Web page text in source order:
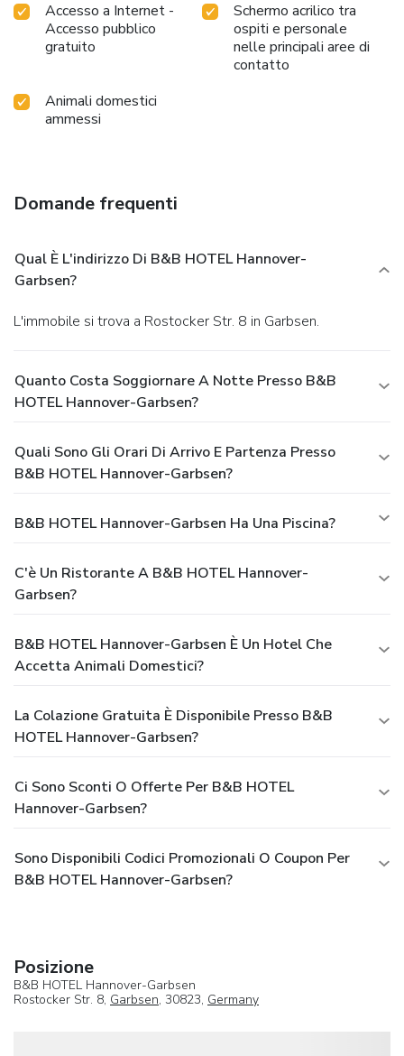
Accesso a Internet -
Accesso pubblico
gratuito
Schermo acrilico tra
ospiti e personale
nelle principali aree di
contatto
Animali domestici
ammessi
Domande frequenti
Qual È L'indirizzo Di B&B HOTEL Hannover-
Garbsen?
L'immobile si trova a Rostocker Str. 8 in Garbsen.
Quanto Costa Soggiornare A Notte Presso B&B
HOTEL Hannover-Garbsen?
Quali Sono Gli Orari Di Arrivo E Partenza Presso
B&B HOTEL Hannover-Garbsen?
B&B HOTEL Hannover-Garbsen Ha Una Piscina?
C'è Un Ristorante A B&B HOTEL Hannover-
Garbsen?
B&B HOTEL Hannover-Garbsen È Un Hotel Che
Accetta Animali Domestici?
La Colazione Gratuita È Disponibile Presso B&B
HOTEL Hannover-Garbsen?
Ci Sono Sconti O Offerte Per B&B HOTEL
Hannover-Garbsen?
Sono Disponibili Codici Promozionali O Coupon Per
B&B HOTEL Hannover-Garbsen?
Posizione
B&B HOTEL Hannover-Garbsen
Rostocker Str. 8, Garbsen, 30823, Germany